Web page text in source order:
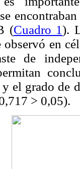
(Cuadro 1).
observó en
de
el grado de
> 0,05).